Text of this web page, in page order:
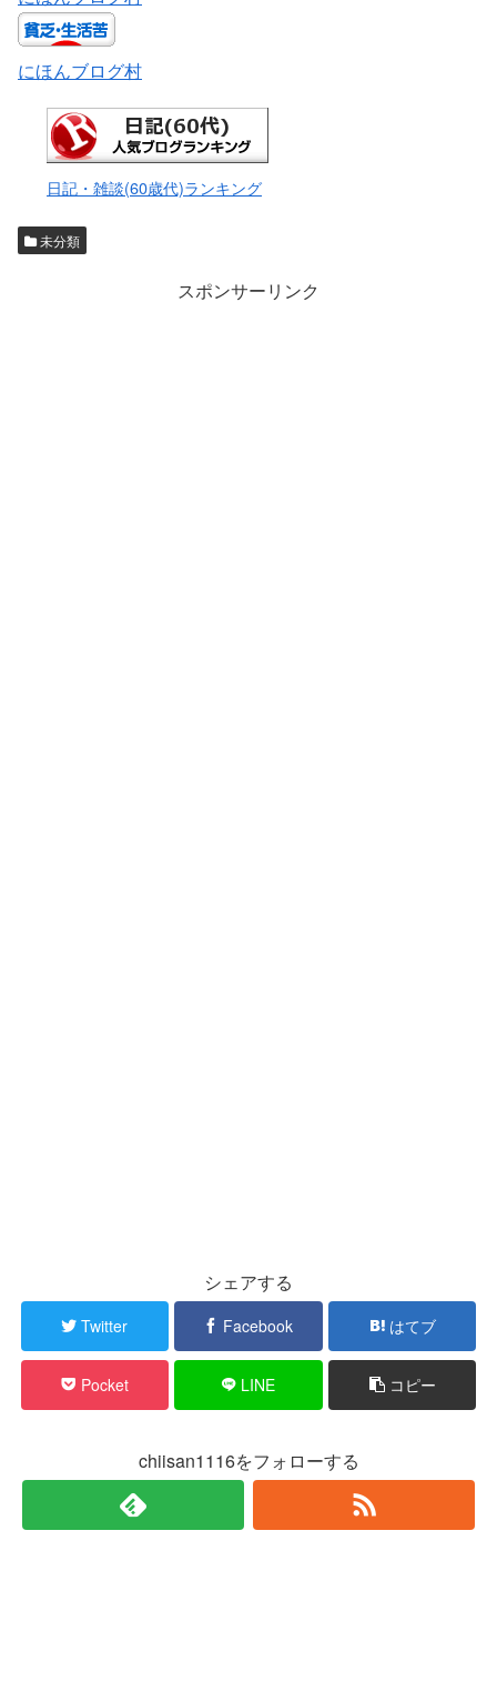
にほんブログ村
日記・雑談(60歳代)ランキング
未分類
スポンサーリンク
シェアする
Twitter Facebook はてブ
Pocket LINE コピー
chiisan1116をフォローする